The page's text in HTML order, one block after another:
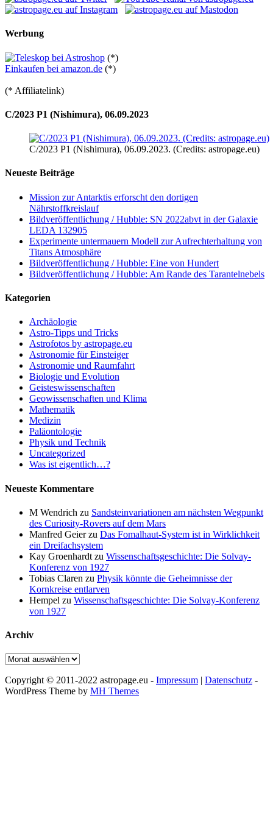
Werbung
(*)
Einkaufen bei amazon.de (*)
(* Affiliatelink)
C/2023 P1 (Nishimura), 06.09.2023
C/2023 P1 (Nishimura), 06.09.2023. (Credits: astropage.eu)
Neueste Beiträge
Mission zur Antarktis erforscht den dortigen
Nährstoffkreislauf
Bildveröffentlichung / Hubble: SN 2022abvt in der Galaxie
LEDA 132905
Experimente untermauern Modell zur Aufrechterhaltung von
Titans Atmosphäre
Bildveröffentlichung / Hubble: Eine von Hundert
Bildveröffentlichung / Hubble: Am Rande des Tarantelnebels
Kategorien
Archäologie
Astro-Tipps und Tricks
Astrofotos by astropage.eu
Astronomie für Einsteiger
Astronomie und Raumfahrt
Biologie und Evolution
Geisteswissenschaften
Geowissenschaften und Klima
Mathematik
Medizin
Paläontologie
Physik und Technik
Uncategorized
Was ist eigentlich…?
Neueste Kommentare
M Wendrich zu Sandsteinvariationen am nächsten Wegpunkt
des Curiosity-Rovers auf dem Mars
Manfred Geierzu Das Fomalhaut-System ist in Wirklichkeit
ein Dreifachsystem
Kay Groenhardt zu Wissenschaftsgeschichte: Die Solvay-
Konferenz von 1927
Tobias Claren zu Physik könnte die Geheimnisse der
Kornkreise entlarven
Hempel zu Wissenschaftsgeschichte: Die Solvay-Konferenz
von 1927
Archiv
Archiv
Copyright © 2011-2022 astropage.eu - Impressum | Datenschutz -
WordPress Theme by MH Themes